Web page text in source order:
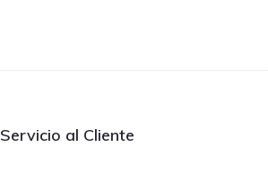
Servicio al Cliente